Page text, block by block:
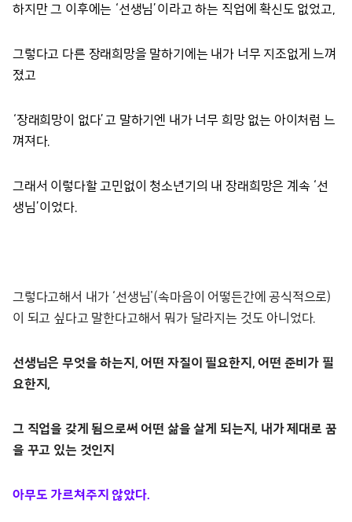
하지만 그 이후에는 ‘선생님’이라고 하는 직업에 확신도 없었고,
그렇다고 다른 장래희망을 말하기에는 내가 너무 지조없게 느껴
졌고
‘장래희망이 없다’고 말하기엔 내가 너무 희망 없는 아이처럼 느
껴져다.
그래서 이렇다할 고민없이 청소년기의 내 장래희망은 계속 ‘선
생님’이었다.
그렇다고해서 내가 ‘선생님'(속마음이 어떻든간에 공식적으로)
이 되고 싶다고 말한다고해서 뭐가 달라지는 것도 아니었다.
선생님은 무엇을 하는지, 어떤 자질이 필요한지, 어떤 준비가 필
요한지,
그 직업을 갖게 됨으로써 어떤 삶을 살게 되는지, 내가 제대로 꿈
을 꾸고 있는 것인지
아무도 가르쳐주지 않았다.